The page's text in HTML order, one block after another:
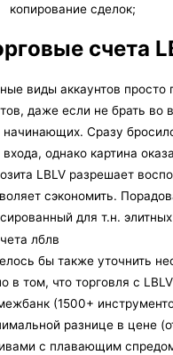
копирование сделок;
счета
виды аккаунтов
даже если не брать
начинающих. Сразу
входа, однако картина
LBLV разрешает
сэкономить.
для т.н.
бы также уточнить
в том, что торговля с
(1500+
разнице в цене
с плавающим